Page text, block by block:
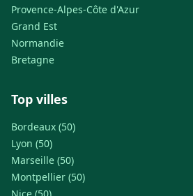
Provence-Alpes-Côte d'Azur
Grand Est
Normandie
Bretagne
Top villes
Bordeaux (50)
Lyon (50)
Marseille (50)
Montpellier (50)